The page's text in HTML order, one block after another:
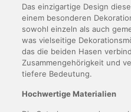
Das einzigartige Design
einem besonderen
sowohl einzeln als auch
was vielseitige
das die beiden Hasen
Zusammengehörigkeit und
tiefere Bedeutung.
Hochwertige Materialien